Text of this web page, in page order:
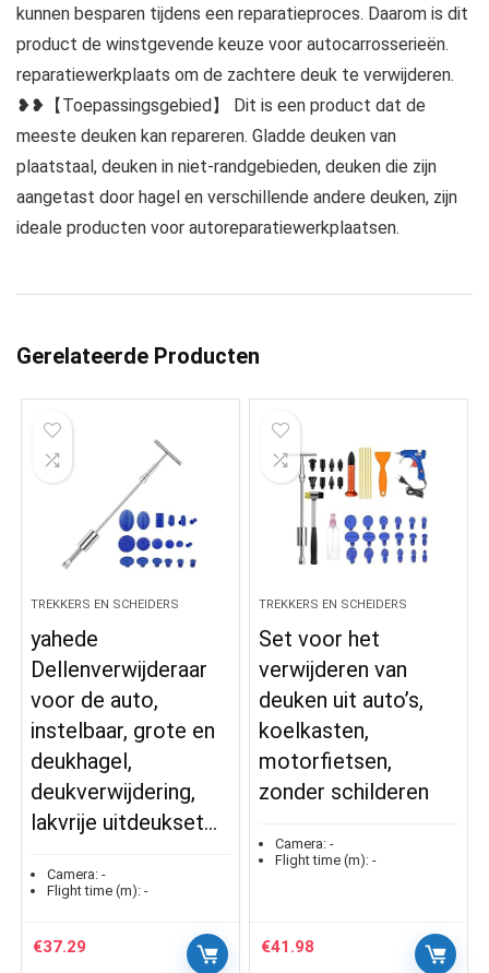
kunnen besparen tijdens een reparatieproces. Daarom is dit
product de winstgevende keuze voor autocarrosserieën.
reparatiewerkplaats om de zachtere deuk te verwijderen.
❥❥【Toepassingsgebied】 Dit is een product dat de
meeste deuken kan repareren. Gladde deuken van
plaatstaal, deuken in niet-randgebieden, deuken die zijn
aangetast door hagel en verschillende andere deuken, zijn
ideale producten voor autoreparatiewerkplaatsen.
Gerelateerde Producten
TREKKERS EN SCHEIDERS
yahede
Dellenverwijderaar
voor de auto,
instelbaar, grote en
deukhagel,
deukverwijdering,
lakvrije uitdeukset…
Camera: -
Flight time (m): -
€37.29
TREKKERS EN SCHEIDERS
Set voor het
verwijderen van
deuken uit auto’s,
koelkasten,
motorfietsen,
zonder schilderen
Camera: -
Flight time (m): -
€41.98